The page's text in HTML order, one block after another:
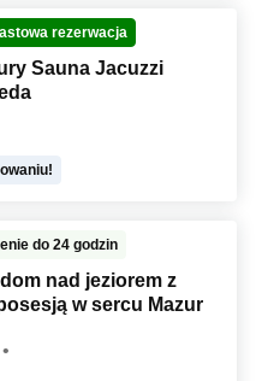
rezerwacja
Sauna Jacuzzi
do 24 godzin
nad jeziorem z
w sercu Mazur